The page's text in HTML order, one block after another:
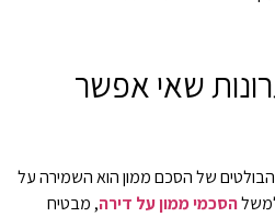
שאי אפשר
של הסכם ממון הוא השמירה על
הסכמי ממון על דירה, מבטיח